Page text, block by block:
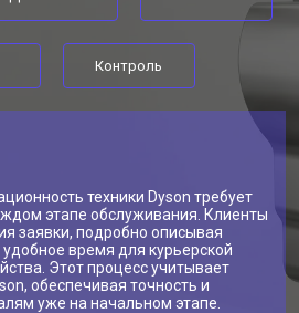
Контроль
техники Dyson требует
этапе обслуживания. Клиенты
заявки, подробно описывая
время для курьерской
Этот процесс учитывает
обеспечивая точность и
уже на начальном этапе.